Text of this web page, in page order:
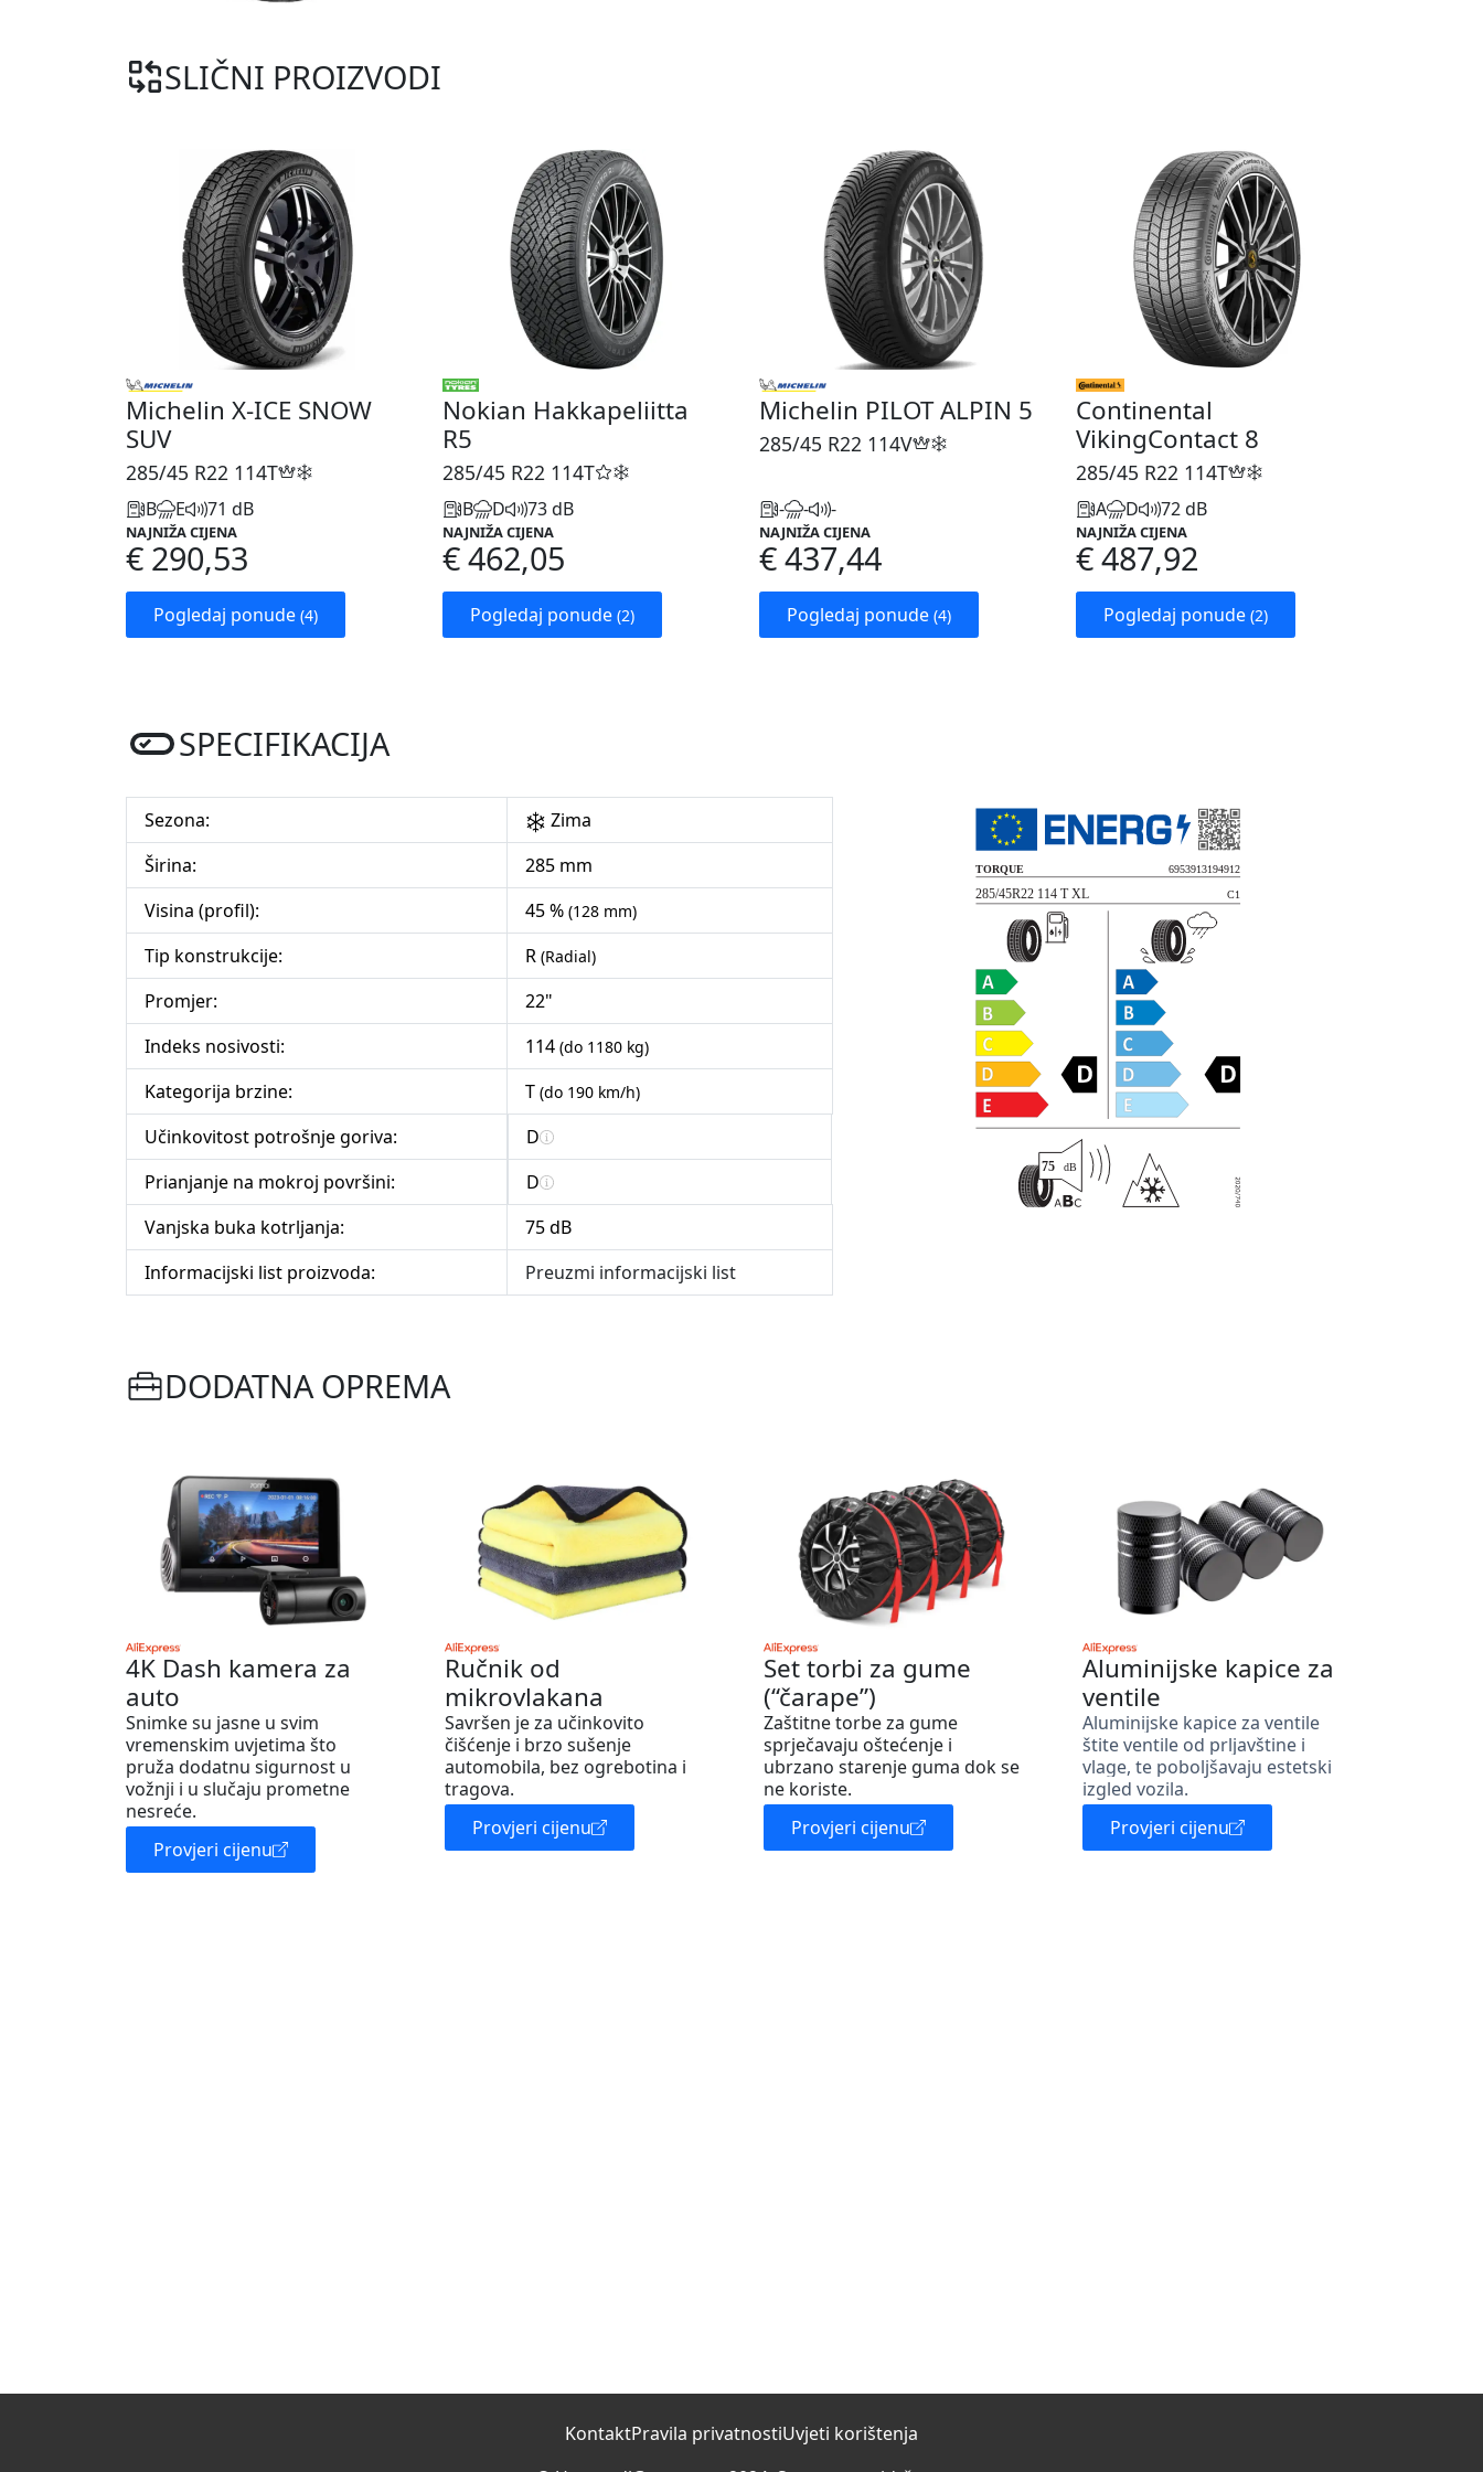
SLIČNI PROIZVODI
Michelin X-ICE SNOW
SUV
285/45 R22 114T
B E 71 dB
NAJNIŽA CIJENA
€ 290,53
Pogledaj ponude (4)
Nokian Hakkapeliitta
R5
285/45 R22 114T
B D 73 dB
NAJNIŽA CIJENA
€ 462,05
Pogledaj ponude (2)
Michelin PILOT ALPIN 5
285/45 R22 114V
- - -
NAJNIŽA CIJENA
€ 437,44
Pogledaj ponude (4)
Continental
VikingContact 8
285/45 R22 114T
A D 72 dB
NAJNIŽA CIJENA
€ 487,92
Pogledaj ponude (2)
SPECIFIKACIJA
Sezona:
Zima
Širina:
285 mm
Visina (profil):
45 % (128 mm)
Tip konstrukcije: R (Radial)
Promjer:
22"
Indeks nosivosti:
114 (do 1180 kg)
Kategorija brzine: T (do 190 km/h)
Učinkovitost potrošnje goriva:
D
Prianjanje na mokroj površini:
D
Vanjska buka kotrljanja:
75 dB
Informacijski list proizvoda:
Preuzmi informacijski list
DODATNA OPREMA
4K Dash kamera za
auto
Snimke su jasne u svim
vremenskim uvjetima što
pruža dodatnu sigurnost u
vožnji i u slučaju prometne
nesreće.
Provjeri cijenu
Ručnik od
mikrovlakana
Savršen je za učinkovito
čišćenje i brzo sušenje
automobila, bez ogrebotina i
tragova.
Provjeri cijenu
Set torbi za gume
(“čarape”)
Zaštitne torbe za gume
sprječavaju oštećenje i
ubrzano starenje guma dok se
ne koriste.
Provjeri cijenu
Aluminijske kapice za
ventile
Aluminijske kapice za ventile
štite ventile od prljavštine i
vlage, te poboljšavaju estetski
izgled vozila.
Provjeri cijenu
KontaktPravila privatnostiUvjeti korištenja